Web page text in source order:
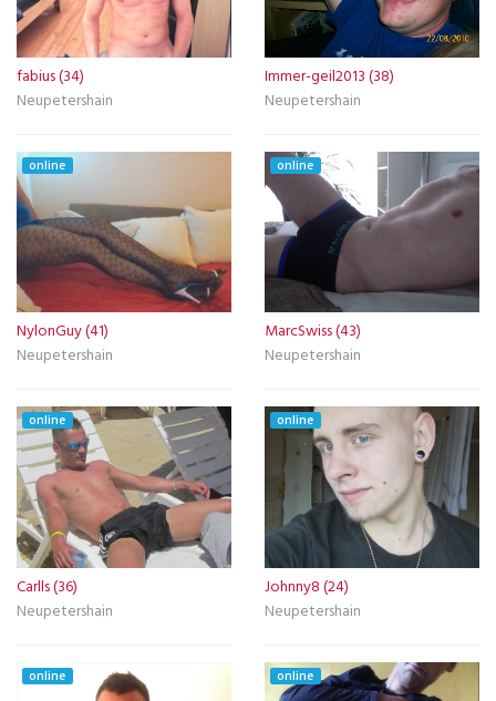
fabius (34)
Neupetershain
Immer-geil2013 (38)
Neupetershain
online
NylonGuy (41)
Neupetershain
online
MarcSwiss (43)
Neupetershain
online
Carlls (36)
Neupetershain
online
Johnny8 (24)
Neupetershain
online online